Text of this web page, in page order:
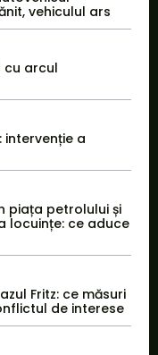
vehiculul ars
cu arcul
intervenție a
piața petrolului și
locuințe: ce aduce
Fritz: ce măsuri
de interese